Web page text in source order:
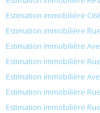
Estimation immobilière
Estimation immobilière
Estimation immobilière
Estimation immobilière
Estimation immobilière
Estimation immobilière
Estimation immobilière